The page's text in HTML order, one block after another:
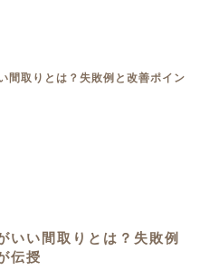
いい間取りとは？失敗例
伝授